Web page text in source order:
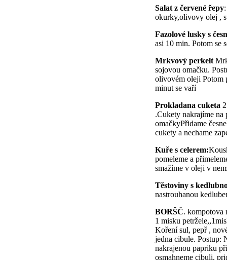
Salat z červené řepy
okurky,olivovy olej ,
Fazolové lusky s
asi 10 min. Potom se
Mrkvový perkelt
sojovou omačku.
olivovém oleji Potom
minut se vaří
Prokladana cuketa
.Cukety nakrajíme na
omačkyPřidame
cukety a nechame
Kuře s celerem:
pomeleme a
smažíme v oleji v
Těstoviny s
nastrouhanou
BORŠČ. kompotova
1 misku
Koření sul, pepř ,
jedna cibule. Postup:
nakrajenou papriku
osmahneme cibuli,